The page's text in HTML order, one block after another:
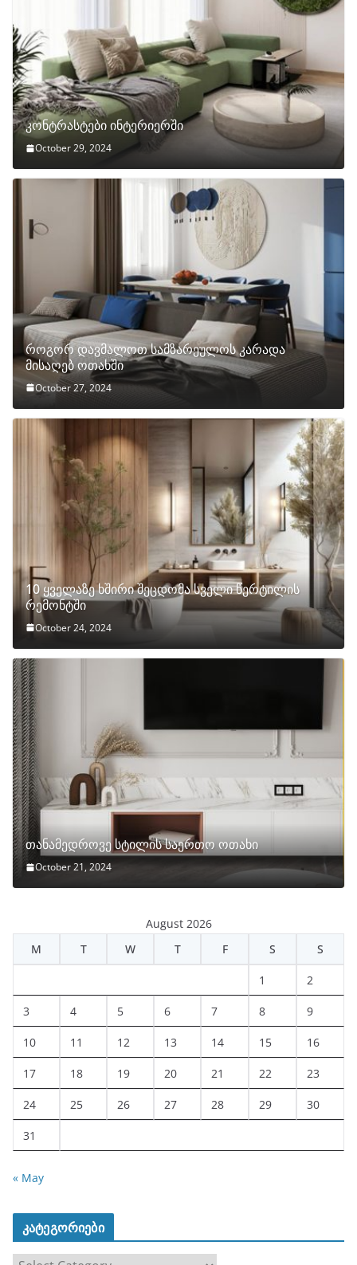
კონტრასტები ინტერიერში
October 29, 2024
როგორ დავმალოთ სამზარეულოს კარადა
მისაღებ ოთახში
October 27, 2024
10 ყველაზე ხშირი შეცდომა სველი წერტილის
რემონტში
October 24, 2024
თანამედროვე სტილის საერთო ოთახი
October 21, 2024
August 2026
M
T W T F S S
1 2
3 4 5 6 7 8 9
10 11 12 13 14 15 16
17 18 19 20 21 22 23
24 25 26 27 28 29 30
31
« May
კატეგორიები